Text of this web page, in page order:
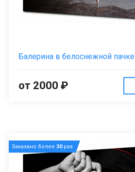
Балерина в белоснежной пачке
от 2000 ₽
Заказано более 30раз